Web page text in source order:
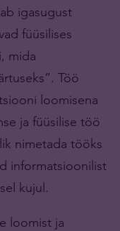
igasugust
füüsilises
mida
Töö
loomisena
ja füüsilise töö
nimetada tööks
informatsioonilist
kujul.
loomist ja